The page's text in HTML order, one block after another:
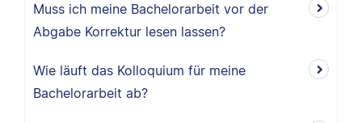
Muss ich meine Bachelorarbeit vor der
Abgabe Korrektur lesen lassen?
Wie läuft das Kolloquium für meine
Bachelorarbeit ab?